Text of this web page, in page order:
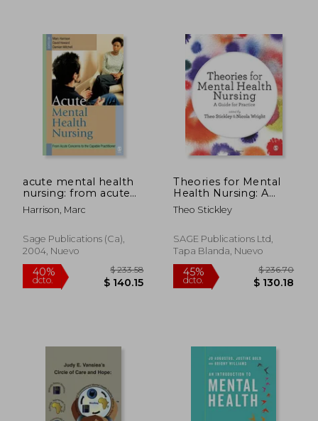
45%
dcto.
40%
dcto.
acute mental health
nursing: from acute
concerns to the
capable practitioner
Harrison, Marc
Sage Publications (ca),
2004, Nuevo
Theories for Mental
Health Nursing: A
Guide for Practice
Theo Stickley
SAGE Publications Ltd,
Tapa Blanda, Nuevo